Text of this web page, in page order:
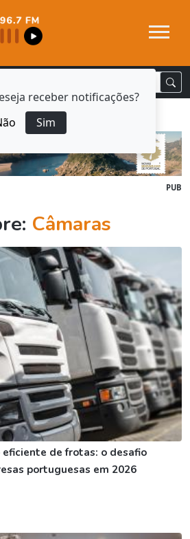
receber notificações?
Sim
PUB
Câmaras
eficiente de frotas: o desafio
portuguesas em 2026